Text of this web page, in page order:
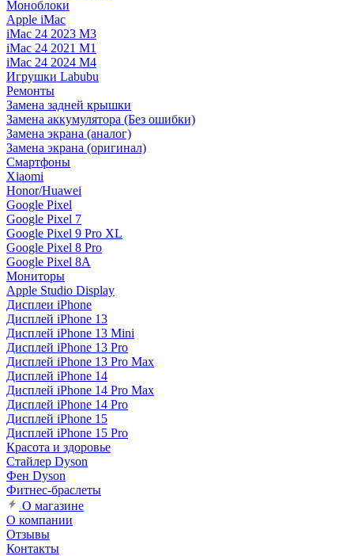
Моноблоки
Apple iMac
iMac 24 2023 M3
iMac 24 2021 M1
iMac 24 2024 M4
Игрушки Labubu
Ремонты
Замена задней крышки
Замена аккумулятора (Без ошибки)
Замена экрана (аналог)
Замена экрана (оригинал)
Смартфоны
Xiaomi
Honor/Huawei
Google Pixel
Google Pixel 7
Google Pixel 9 Pro XL
Google Pixel 8 Pro
Google Pixel 8A
Мониторы
Apple Studio Display
Дисплеи iPhone
Дисплей iPhone 13
Дисплей iPhone 13 Mini
Дисплей iPhone 13 Pro
Дисплей iPhone 13 Pro Max
Дисплей iPhone 14
Дисплей iPhone 14 Pro Max
Дисплей iPhone 14 Pro
Дисплей iPhone 15
Дисплей iPhone 15 Pro
Красота и здоровье
Стайлер Dyson
Фен Dyson
Фитнес-браслеты
О магазине
О компании
Отзывы
Контакты